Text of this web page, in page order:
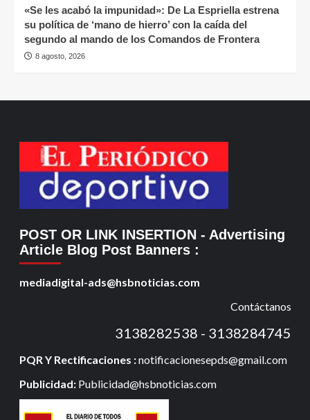
«Se les acabó la impunidad»: De La Espriella estrena
su política de ‘mano de hierro’ con la caída del
segundo al mando de los Comandos de Frontera
8 agosto, 2026
POST OR LINK INSERTION - Advertising
Article Blog Post Banners :
mediadigital-ads@hsbnoticias.com
Contáctanos
3138282538 - 3138284745
PQR Y Rectificaciones :notificacionesepds@gmail.com
Publicidad: Publicidad@hsbnoticias.com